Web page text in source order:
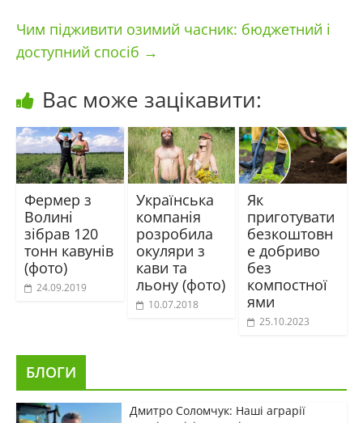
Чим підживити озимий часник: бюджетний і
доступний спосіб →
Вас може зацікавити:
Фермер з
Волині
зібрав 120
тонн кавунів
(фото)
24.09.2019
Українська
компанія
розробила
окуляри з
кави та
льону (фото)
10.07.2018
Як
приготувати
безкоштовн
е добриво
без
компостної
ями
25.10.2023
БЛОГИ
Дмитро Соломчук: Наші аграрії